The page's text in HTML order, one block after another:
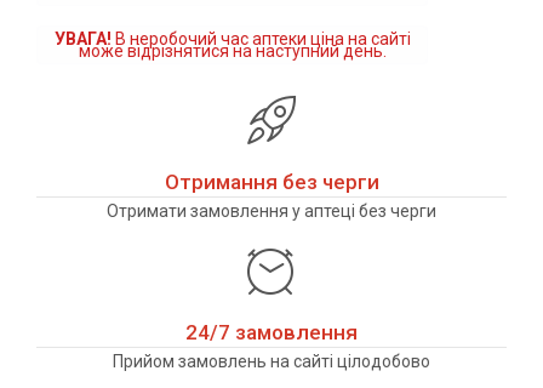
УВАГА! В неробочий час аптеки ціна на сайті
може відрізнятися на наступний день.
Отримання без черги
Отримати замовлення у аптеці без черги
24/7 замовлення
Прийом замовлень на сайті цілодобово